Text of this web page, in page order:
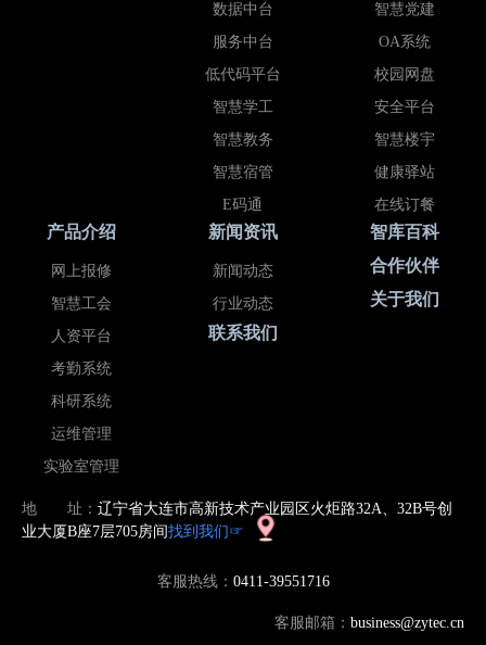
数据中台
服务中台
低代码平台
智慧学工
智慧教务
智慧宿管
E码通
智慧党建
OA系统
校园网盘
安全平台
智慧楼宇
健康驿站
在线订餐
产品介绍
网上报修
智慧工会
人资平台
考勤系统
科研系统
运维管理
实验室管理
新闻资讯
新闻动态
行业动态
智库百科
合作伙伴
关于我们
联系我们
地 址： 辽宁省大连市高新技术产业园区火炬路32A、32B号创
业大厦B座7层705房间找到我们☞
客服热线： 0411-39551716
客服邮箱： business@zytec.cn